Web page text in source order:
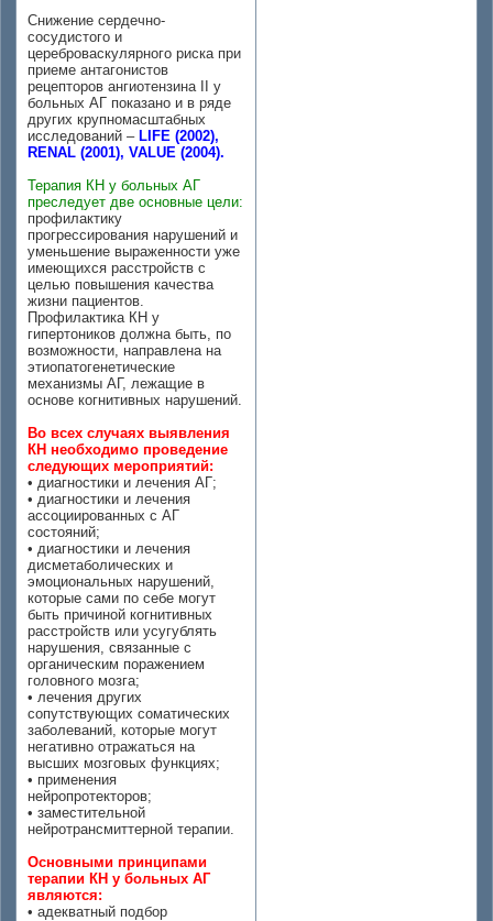
Снижение сердечно-
сосудистого и
цереброваскулярного риска при
приеме антагонистов
рецепторов ангиотензина II у
больных АГ показано и в ряде
других крупномасштабных
исследований – LIFE (2002),
RENAL (2001), VALUE (2004).
Терапия КН у больных АГ
преследует две основные цели:
профилактику
прогрессирования нарушений и
уменьшение выраженности уже
имеющихся расстройств с
целью повышения качества
жизни пациентов.
Профилактика КН у
гипертоников должна быть, по
возможности, направлена на
этиопатогенетические
механизмы АГ, лежащие в
основе когнитивных нарушений.
Во всех случаях выявления
КН необходимо проведение
следующих мероприятий:
• диагностики и лечения АГ;
• диагностики и лечения
ассоциированных с АГ
состояний;
• диагностики и лечения
дисметаболических и
эмоциональных нарушений,
которые сами по себе могут
быть причиной когнитивных
расстройств или усугублять
нарушения, связанные с
органическим поражением
головного мозга;
• лечения других
сопутствующих соматических
заболеваний, которые могут
негативно отражаться на
высших мозговых функциях;
• применения
нейропротекторов;
• заместительной
нейротрансмиттерной терапии.
Основными принципами
терапии КН у больных АГ
являются:
• адекватный подбор